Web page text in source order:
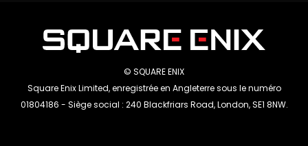
© SQUARE ENIX
Square Enix Limited, enregistrée en Angleterre sous le numéro
01804186 - Siège social : 240 Blackfriars Road, London, SE1 8NW.